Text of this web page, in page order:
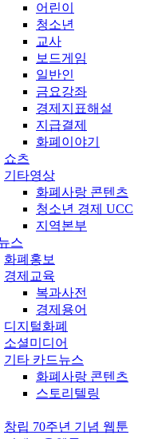
어린이
청소년
교사
보드게임
일반인
금요강좌
경제지표해설
지급결제
화폐이야기
쇼츠
기타영상
화폐사랑 콘텐츠
청소년 경제 UCC
지역본부
스
화폐홍보
경제교육
복과사전
경제용어
디지털화폐
소셜미디어
기타 카드뉴스
화폐사랑 콘텐츠
스토리텔링
창립 70주년 기념 웹툰